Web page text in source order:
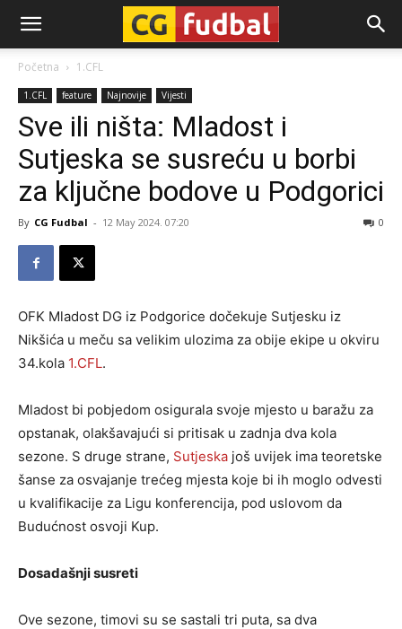
CG-
Fudbal
Početna 1.CFL
1.CFL feature Najnovije Vijesti
Sve ili ništa: Mladost i
Sutjeska se susreću u borbi
za ključne bodove u Podgorici
By CG Fudbal - 12 May 2024. 07:20 0
OFK Mladost DG iz Podgorice dočekuje Sutjesku iz
Nikšića u meču sa velikim ulozima za obije ekipe u okviru
34.kola 1.CFL.
Mladost bi pobjedom osigurala svoje mjesto u baražu za
opstanak, olakšavajući si pritisak u zadnja dva kola
sezone. S druge strane, Sutjeska još uvijek ima teoretske
šanse za osvajanje trećeg mjesta koje bi ih moglo odvesti
u kvalifikacije za Ligu konferencija, pod uslovom da
Budućnost osvoji Kup.
Dosadašnji susreti
Ove sezone, timovi su se sastali tri puta, sa dva